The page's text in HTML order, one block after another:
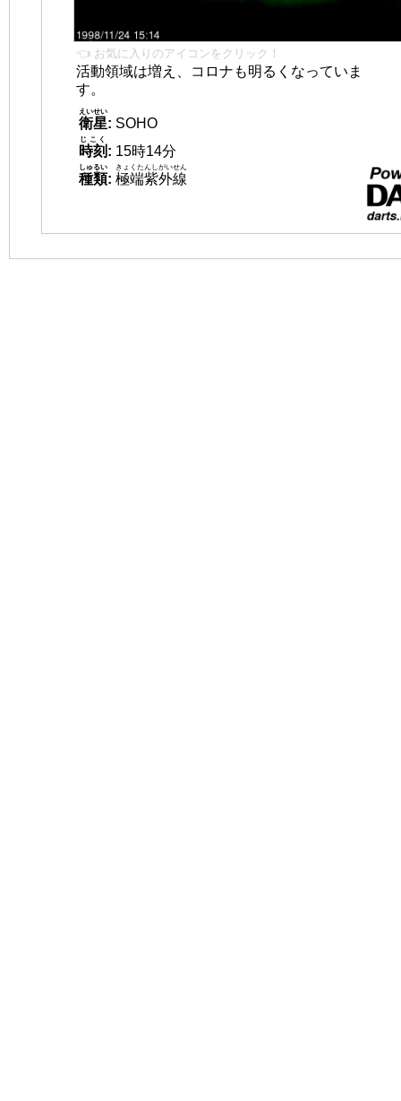
👈 お気に入りのアイコンをクリック！
活動領域は増え、コロナも明るくなっていま
す。
衛星
えいせい
: SOHO
時刻
じこく
: 15時14分
種類
しゅるい
: 極端紫外線
きょくたんしがいせん